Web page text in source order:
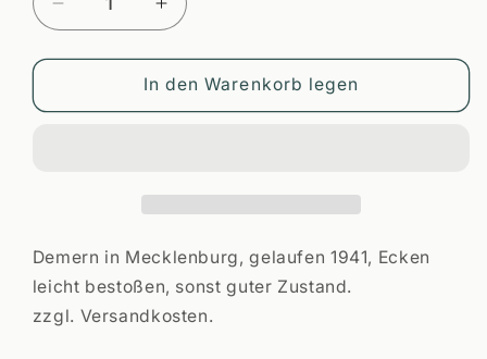
Verringere
die
Menge
Demern
Erhöhe
die
Menge
für
Demern
In den Warenkorb legen
Demern in Mecklenburg, gelaufen 1941, Ecken
leicht bestoßen, sonst guter Zustand.
zzgl. Versandkosten.